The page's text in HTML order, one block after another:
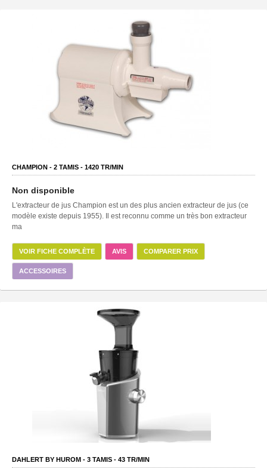
CHAMPION - 2 TAMIS - 1420 TR/MIN
Non disponible
L'extracteur de jus Champion est un des plus ancien extracteur de jus (ce
modèle existe depuis 1955). Il est reconnu comme un très bon extracteur
ma
VOIR FICHE COMPLÈTE AVIS COMPARER PRIX
ACCESSOIRES
DAHLERT BY HUROM - 3 TAMIS - 43 TR/MIN